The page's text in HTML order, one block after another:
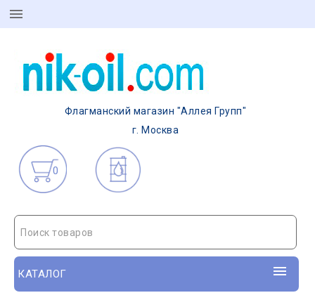
Флагманский магазин "Аллея Групп"
г. Москва
0
Поиск товаров
КАТАЛОГ